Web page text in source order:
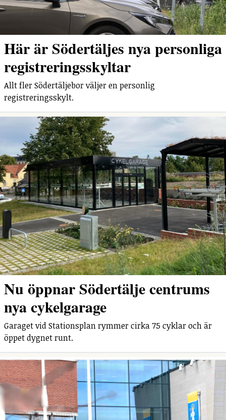
Här är Södertäljes nya personliga
registreringsskyltar
Allt fler Södertäljebor väljer en personlig
registreringsskylt.
Nu öppnar Södertälje centrums
nya cykelgarage
Garaget vid Stationsplan rymmer cirka 75 cyklar och är
öppet dygnet runt.